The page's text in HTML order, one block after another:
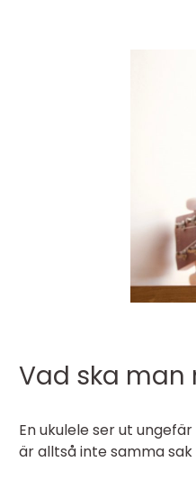
Vad ska man
En ukulele ser ut
är alltså inte samma